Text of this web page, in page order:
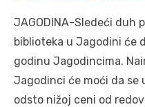
JAGODINA-Sledeći duh
bibliotekа u Jаgodini će
godinu Jаgodincimа.
Jagodinci će moći dа se
odsto nižoj ceni od